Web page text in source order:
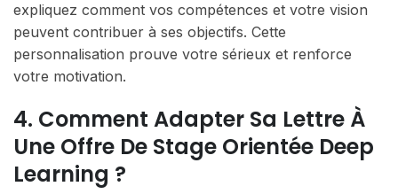
expliquez comment vos compétences et votre vision
peuvent contribuer à ses objectifs. Cette
personnalisation prouve votre sérieux et renforce
votre motivation.
4. Comment Adapter Sa Lettre À
Une Offre De Stage Orientée Deep
Learning ?